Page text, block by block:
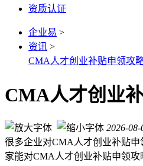
资质认证
企业易 >
资讯 >
CMA人才创业补贴申领攻
CMA人才创业
2026-
很多企业对CMA人才创业补贴
家能对CMA人才创业补贴申领